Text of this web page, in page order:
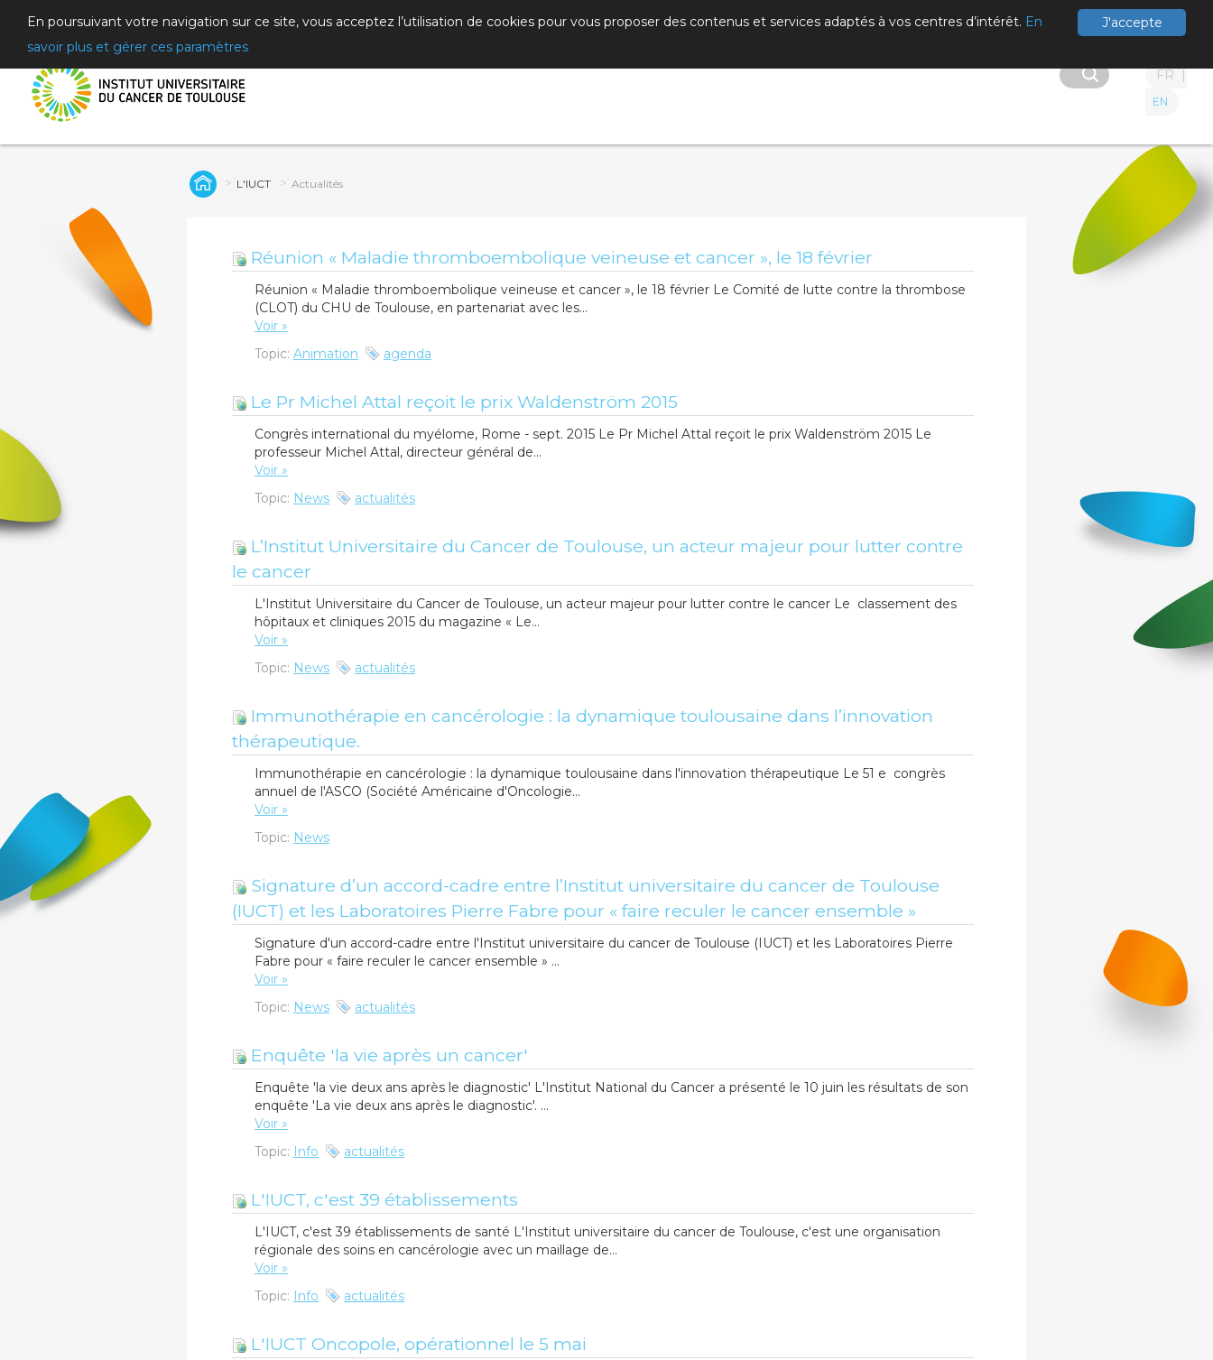
J'accepte
En poursuivant votre navigation sur ce site, vous acceptez l’utilisation de cookies pour vous proposer des contenus et services adaptés à vos centres d’intérêt. En
savoir plus et gérer ces paramètres
FR
EN
L'IUCT Actualités
Réunion « Maladie thromboembolique veineuse et cancer », le 18 février
Réunion « Maladie thromboembolique veineuse et cancer », le 18 février Le Comité de lutte contre la thrombose
(CLOT) du CHU de Toulouse, en partenariat avec les...
Voir »
Topic: Animation agenda
Le Pr Michel Attal reçoit le prix Waldenström 2015
Congrès international du myélome, Rome - sept. 2015 Le Pr Michel Attal reçoit le prix Waldenström 2015 Le
professeur Michel Attal, directeur général de...
Voir »
Topic: News actualités
L’Institut Universitaire du Cancer de Toulouse, un acteur majeur pour lutter contre
le cancer
L'Institut Universitaire du Cancer de Toulouse, un acteur majeur pour lutter contre le cancer Le classement des
hôpitaux et cliniques 2015 du magazine « Le...
Voir »
Topic: News actualités
Immunothérapie en cancérologie : la dynamique toulousaine dans l’innovation
thérapeutique.
Immunothérapie en cancérologie : la dynamique toulousaine dans l'innovation thérapeutique Le 51 e congrès
annuel de l'ASCO (Société Américaine d'Oncologie...
Voir »
Topic: News
​Signature d’un accord-cadre entre l’Institut universitaire du cancer de Toulouse
(IUCT) et les Laboratoires Pierre Fabre pour « faire reculer le cancer ensemble »
​Signature d'un accord-cadre entre l'Institut universitaire du cancer de Toulouse (IUCT) et les Laboratoires Pierre
Fabre pour « faire reculer le cancer ensemble » ...
Voir »
Topic: News actualités
Enquête 'la vie après un cancer'
Enquête 'la vie deux ans après le diagnostic' L'Institut National du Cancer a présenté le 10 juin les résultats de son
enquête 'La vie deux ans après le diagnostic'. ...
Voir »
Topic: Info actualités
L'IUCT, c'est 39 établissements
L'IUCT, c'est 39 établissements de santé L'Institut universitaire du cancer de Toulouse, c'est une organisation
régionale des soins en cancérologie avec un maillage de...
Voir »
Topic: Info actualités
L'IUCT Oncopole, opérationnel le 5 mai